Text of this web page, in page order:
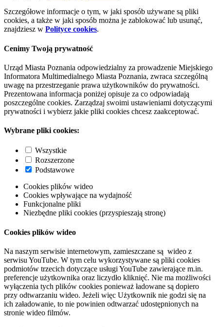
Szczegółowe informacje o tym, w jaki sposób używane są pliki
cookies, a także w jaki sposób można je zablokować lub usunąć,
znajdziesz w Polityce cookies.
Cenimy Twoją prywatność
Urząd Miasta Poznania odpowiedzialny za prowadzenie Miejskiego
Informatora Multimedialnego Miasta Poznania, zwraca szczególną
uwagę na przestrzeganie prawa użytkowników do prywatności.
Prezentowana informacja poniżej opisuje za co odpowiadają
poszczególne cookies. Zarządzaj swoimi ustawieniami dotyczącymi
prywatności i wybierz jakie pliki cookies chcesz zaakceptować.
Wybrane pliki cookies:
Wszystkie
Rozszerzone
Podstawowe
Cookies plików wideo
Cookies wpływające na wydajność
Funkcjonalne pliki
Niezbędne pliki cookies (przyspieszają stronę)
Cookies plików wideo
Na naszym serwisie internetowym, zamieszczane są wideo z
serwisu YouTube. W tym celu wykorzystywane są pliki cookies
podmiotów trzecich dotyczące usługi YouTube zawierające m.in.
preferencje użytkownika oraz liczydło kliknięć. Nie ma możliwości
wyłączenia tych plików cookies ponieważ ładowane są dopiero
przy odtwarzaniu wideo. Jeżeli więc Użytkownik nie godzi się na
ich załadowanie, to nie powinien odtwarzać udostępnionych na
stronie wideo filmów.